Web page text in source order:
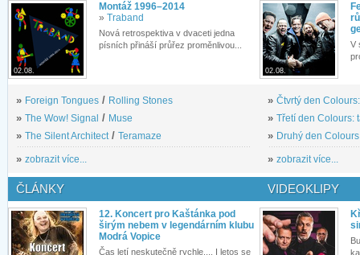
02.08.
Montáž 1996–2014
» Traband
Nová retrospektiva v dvaceti jedna
písních přináší průřez proměnlivou...
» Foreign Tongues / Rolling Stones
» The Wow! Signal / Muse
» The Silent Architect/ Teramaze
» zobrazit více...
02.08.
V
» Čtvrtý den
» Třetí den Colours:
» Druhý den
» zobrazit více...
ČLÁNKY
12. Koncert pro Kaštánka pod
širým nebem v legendárním klubu
Modrá Vopice
Čas letí neskutečně rychle.... I letos se
VIDEOKLIPY